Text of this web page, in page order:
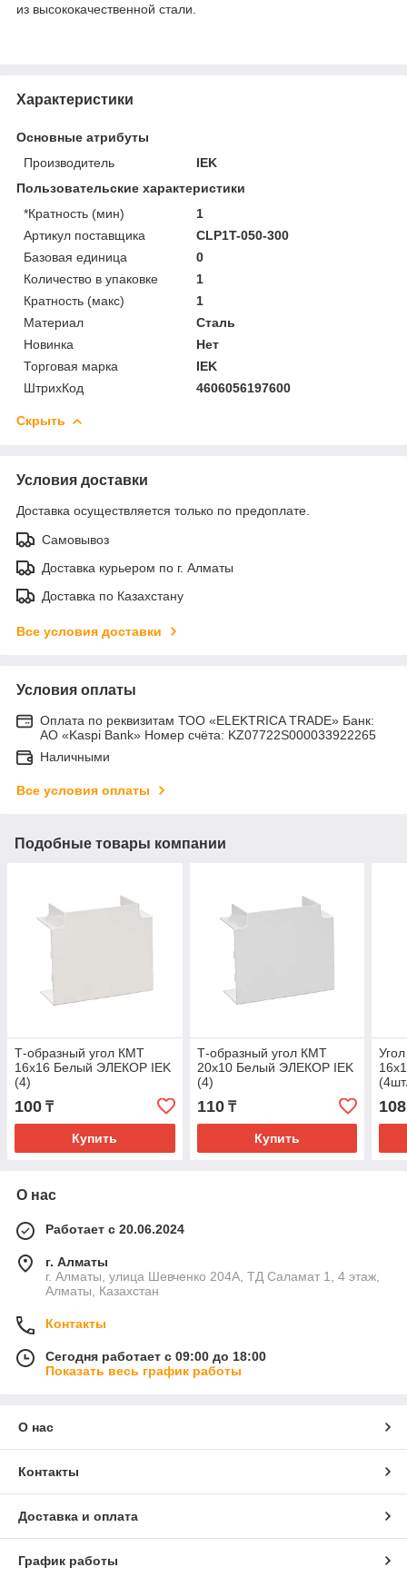
из высококачественной стали.
Характеристики
Основные атрибуты
Производитель
IEK
Пользовательские характеристики
*Кратность (мин)
1
Артикул поставщика
CLP1T-050-300
Базовая единица
0
Количество в упаковке
1
Кратность (макс)
1
Материал
Сталь
Новинка
Нет
Торговая марка
IEK
ШтрихКод
4606056197600
Скрыть
Условия доставки
Доставка осуществляется только по предоплате.
Самовывоз
Доставка курьером по г. Алматы
Доставка по Казахстану
Все условия доставки
Условия оплаты
Оплата по реквизитам ТОО «ELEKTRICA TRADE» Банк:
АО «Kaspi Bank» Номер счёта: KZ07722S000033922265
Наличными
Все условия оплаты
Подобные товары компании
Т-образный угол КМТ
16х16 Белый ЭЛЕКОР IEK
(4)
100 ₸
Купить
Т-образный угол КМТ
20х10 Белый ЭЛЕКОР IEK
(4)
110₸
Купить
108
О нас
Работает с 20.06.2024
г. Алматы
г. Алматы, улица Шевченко 204А, ТД Саламат 1, 4 этаж,
Алматы, Казахстан
Контакты
Сегодня работает с 09:00 до 18:00
Показать весь график работы
О нас
Контакты
Доставка и оплата
График работы